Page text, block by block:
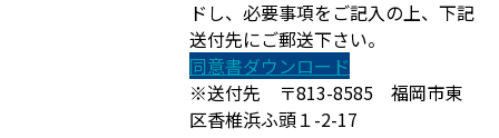
ドし、必要事項をご記入の上、下記
送付先にご郵送下さい。
同意書ダウンロード
※送付先 〒813-8585 福岡市東
区香椎浜ふ頭１-2-17